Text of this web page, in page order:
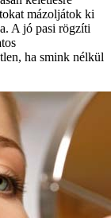
mázoljátok ki
A jó pasi rögzíti
ha smink nélkül